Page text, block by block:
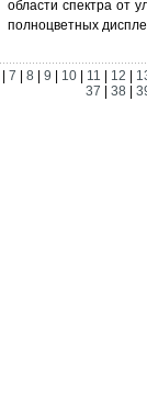
области спектра от
полноцветных
7 8 9 10 11 12
37
|38 |